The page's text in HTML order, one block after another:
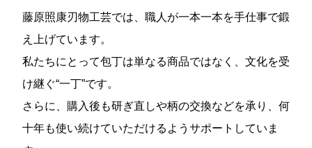
藤原照康刃物工芸では、職人が一本一本を手仕事で鍛
え上げています。
私たちにとって包丁は単なる商品ではなく、文化を受
け継ぐ“一丁”です。
さらに、購入後も研ぎ直しや柄の交換などを承り、何
十年も使い続けていただけるようサポートしていま